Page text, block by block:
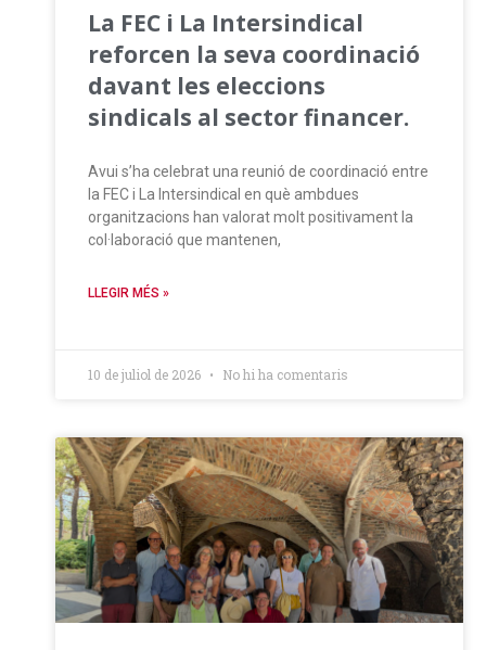
La FEC i La Intersindical
reforcen la seva coordinació
davant les eleccions
sindicals al sector financer.
Avui s’ha celebrat una reunió de coordinació entre
la FEC i La Intersindical en què ambdues
organitzacions han valorat molt positivament la
col·laboració que mantenen,
LLEGIR MÉS »
10 de juliol de 2026 No hi ha comentaris